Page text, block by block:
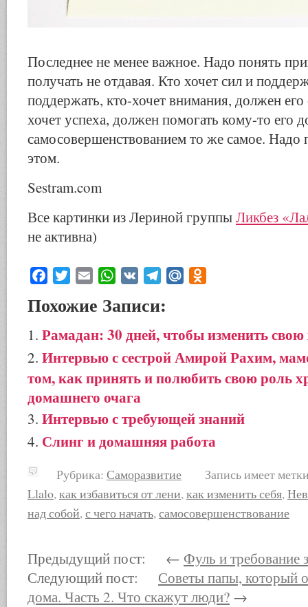
Последнее не менее важное. Надо понять
получать не отдавая. Кто хочет сил и
поддержать, кто-хочет внимания, должен его
хочет успеха, должен помогать кому-то его
самосовершенствованием то же самое. Надо
этом.
Sestram.com
Все картинки из Лериной группыЛикбез
не активна)
Facebook
Twitter Email WhatsApp
VK TelegramMail.Ru
Похожие Записи:
Рамадан: 30 дней, чтобы изменить
Интервью с сестрой Амирой Рахим,
том, как принять и полюбить свою роль
домашнего очага
Интервью с требующей знаний
Слинг и домашняя работа
Рубрика: Саморазвитие Запись имеет
Llalo,как избавиться от лени,как изменить себя,
над собой,с чего начать,самосовершенствование
Предыдущий пост: ← Фуль и требование
Следующий пост: Советы папы, который
дома. Часть 2. Что скажут люди? →